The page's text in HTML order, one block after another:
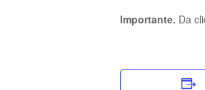
Importante. Da